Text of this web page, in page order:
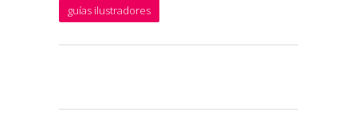
guías ilustradores